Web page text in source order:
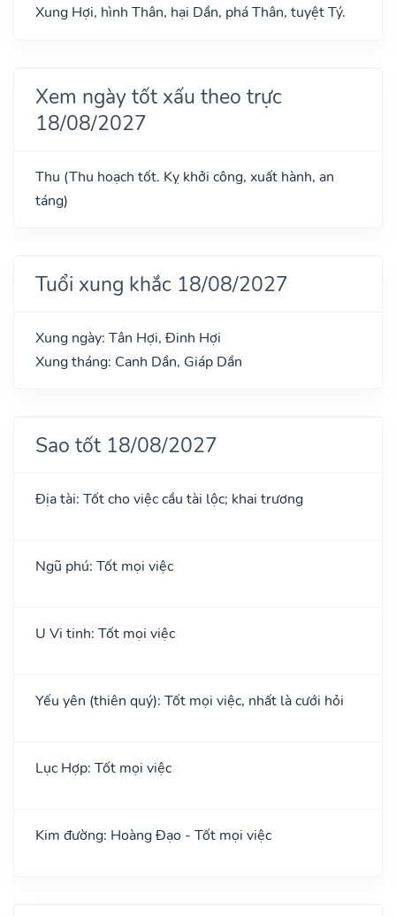
Xung Hợi, hình Thân, hại Dần, phá Thân, tuyệt Tý.
Xem ngày tốt xấu theo trực
18/08/2027
Thu (Thu hoạch tốt. Kỵ khởi công, xuất hành, an
táng)
Tuổi xung khắc 18/08/2027
Xung ngày: Tân Hợi, Đinh Hợi
Xung tháng: Canh Dần, Giáp Dần
Sao tốt 18/08/2027
Địa tài: Tốt cho việc cầu tài lộc; khai trương
Ngũ phú: Tốt mọi việc
U Vi tinh: Tốt mọi việc
Yếu yên (thiên quý): Tốt mọi việc, nhất là cưới hỏi
Lục Hợp: Tốt mọi việc
Kim đường: Hoàng Đạo - Tốt mọi việc